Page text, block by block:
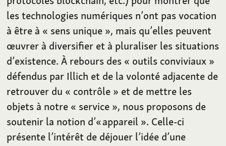
les technologies numériques n’ont pas vocation
à être à « sens unique », mais qu’elles peuvent
œuvrer à diversifier et à pluraliser les situations
d’existence. À rebours des « outils conviviaux »
défendus par Illich et de la volonté adjacente de
retrouver du « contrôle » et de mettre les
objets à notre « service », nous proposons de
soutenir la notion d’« appareil ». Celle-ci
présente l’intérêt de déjouer l’idée d’une